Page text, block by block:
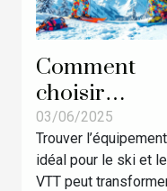
Comment
choisir
l'équipement
parfait pour le
ski et le VTT
03/06/2025
Trouver l’équipement
idéal pour le ski et le
VTT peut